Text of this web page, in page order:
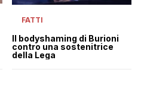
FATTI
Il bodyshaming di Burioni
contro una sostenitrice
della Lega